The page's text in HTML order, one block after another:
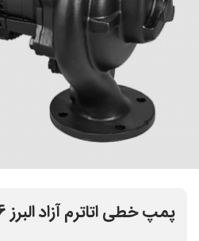
پمپ خطی اتاترم آزاد البرز ETA 50-16 سه فاز